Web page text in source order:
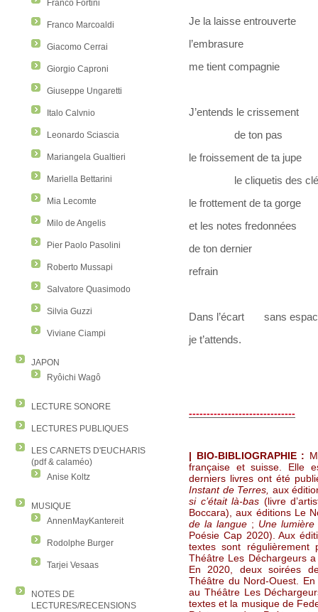
Franco Fortini
Franco Marcoaldi
Giacomo Cerrai
Giorgio Caproni
Giuseppe Ungaretti
Italo Calvnio
Leonardo Sciascia
Mariangela Gualtieri
Mariella Bettarini
Mia Lecomte
Milo de Angelis
Pier Paolo Pasolini
Roberto Mussapi
Salvatore Quasimodo
Silvia Guzzi
Viviane Ciampi
JAPON
Ryôichi Wagô
LECTURE SONORE
LECTURES PUBLIQUES
LES CARNETS D'EUCHARIS
(pdf & calaméo)
Anise Koltz
MUSIQUE
AnnenMayKantereit
Rodolphe Burger
Tarjei Vesaas
NOTES DE
LECTURES/RECENSIONS
Je la laisse entrouverte
l’embrasure
me tient compagnie
J’entends le crissement
de ton pas
le froissement de ta jupe
le cliquetis des
le frottement de ta gorge
et les notes fredonnées
de ton dernier
refrain
Dans l’écart sans
je t’attends.
------------------------------
| BIO-BIBLIOGRAPHIE :
française et suisse. Elle
derniers livres ont été
Instant de Terres, aux
si c’était là-bas (livre
Boccara), aux éditions Le
de la langue ; Une lumière
Poésie Cap 2020). Aux
textes sont
Théâtre Les Déchargeurs
En 2020, deux soirées
Théâtre du Nord-Ouest.
au Théâtre Les
textes et la musique de